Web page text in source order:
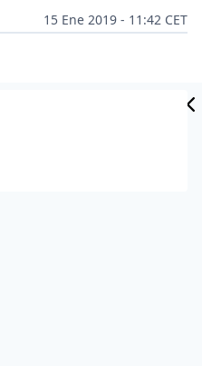
15 Ene 2019 - 11:42 CET
que había